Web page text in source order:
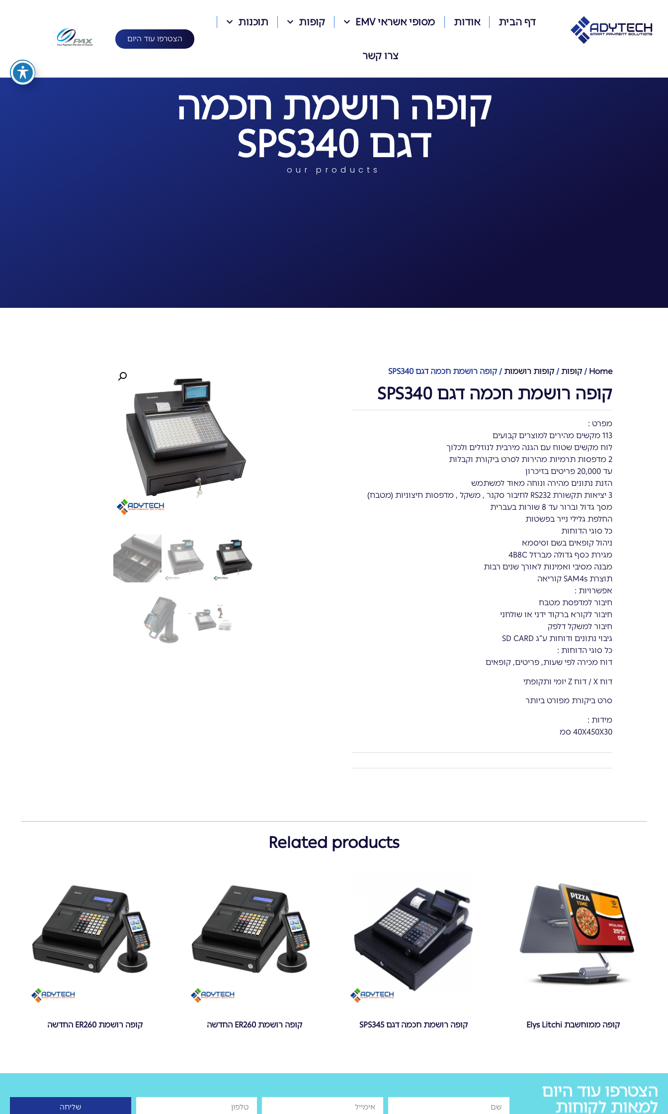
דף הבית אודות מסופי אשראי EMV קופות תוכנות
צרו קשר
הצטרפו עוד היום
קופה רושמת חכמה
דגם SPS340
our products
Home
/ קופות/ קופות רושמות/ קופה רושמת חכמה דגם SPS340
קופה רושמת חכמה דגם SPS340
מפרט :
113 מקשים מהירים למוצרים קבועים
לוח מקשים שטוח עם הגנה מירבית לנוזלים ולכלוך
2 מדפסות תרמיות מהירות לסרט ביקורת וקבלות
עד 20,000 פריטים בזיכרון
הזנת נתונים מהירה ונוחה מאוד למשתמש
3 יציאות תקשורת RS232 לחיבור סקנר , משקל , מדפסות חיצוניות (מטבח)
מסך גדול וברור עד 8 שורות בעברית
החלפת גלילי נייר בפשטות
כל סוגי הדוחות
ניהול קופאים בשם וסיסמא
מגירת כסף גדולה מברזל 4B8C
מבנה מסיבי ואמינות לאורך שנים רבות
תוצרת SAM4s קוריאה
אפשרויות :
חיבור למדפסת מטבח
חיבור לקורא ברקוד ידני או שולחני
חיבור למשקל דלפק
גיבוי נתונים ודוחות ע”ג SD CARD
כל סוגי הדוחות :
דוח מכירה לפי שעות, פריטים, קופאים
דוח X / דוח Z יומי ותקופתי
סרט ביקורת מפורט ביותר
מידות :
40X450X30 סמ
Related products
קופה ממוחשבת Elys Litchi קופה רושמת חכמה דגם SPS345 קופה רושמת ER260 החדשה קופה רושמת ER260 החדשה
הצטרפו עוד היום
למאות לקוחות
שליחה